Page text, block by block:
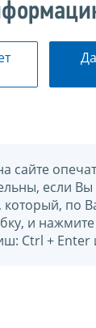
Да
сайте
если
который, по
и нажмите
Ctrl + Enter